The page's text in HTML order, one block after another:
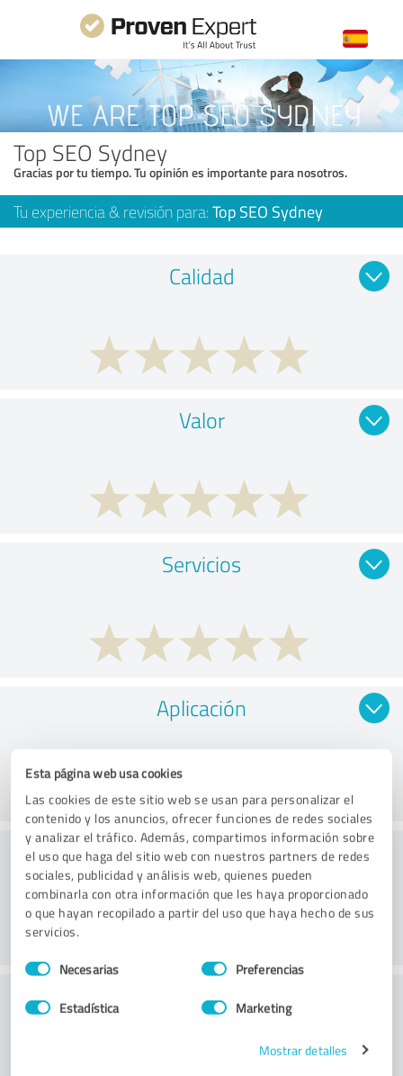
Esta página web usa cookies
Las cookies de este sitio web se usan para personalizar el
contenido y los anuncios, ofrecer funciones de redes sociales
y analizar el tráfico. Además, compartimos información sobre
el uso que haga del sitio web con nuestros partners de redes
sociales, publicidad y análisis web, quienes pueden
combinarla con otra información que les haya proporcionado
o que hayan recopilado a partir del uso que haya hecho de sus
servicios.
Selección
de
Necesarias Preferencias
Estadística Marketing
Mostrar detalles
Top SEO Sydney
Gracias por tu tiempo. Tu opinión es importante para nosotros.
Tu experiencia & revisión para: Top SEO Sydney
Calidad
Valor
Servicios
Aplicación
Consultoría
Servicio de atención al cliente